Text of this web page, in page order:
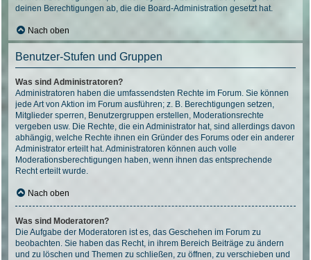
deinen Berechtigungen ab, die die Board-Administration gesetzt hat.
Nach oben
Benutzer-Stufen und Gruppen
Was sind Administratoren?
Administratoren haben die umfassendsten Rechte im Forum. Sie können
jede Art von Aktion im Forum ausführen; z. B. Berechtigungen setzen,
Mitglieder sperren, Benutzergruppen erstellen, Moderationsrechte
vergeben usw. Die Rechte, die ein Administrator hat, sind allerdings davon
abhängig, welche Rechte ihnen ein Gründer des Forums oder ein anderer
Administrator erteilt hat. Administratoren können auch volle
Moderationsberechtigungen haben, wenn ihnen das entsprechende
Recht erteilt wurde.
Nach oben
Was sind Moderatoren?
Die Aufgabe der Moderatoren ist es, das Geschehen im Forum zu
beobachten. Sie haben das Recht, in ihrem Bereich Beiträge zu ändern
und zu löschen und Themen zu schließen, zu öffnen, zu verschieben und